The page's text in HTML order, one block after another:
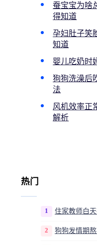
蚕宝宝为啥
得知道
孕妇肚子笑
知道
婴儿吃奶时
狗狗洗澡后
法
风机效率正
解析
热门
1
2